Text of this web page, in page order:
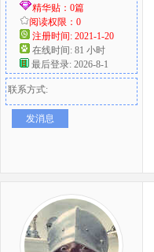
好
精华贴：0篇
阅读权限：0
注册时间: 2021-1-20
在线时间: 81 小时
最后登录: 2026-8-1
联系方式:
发消息